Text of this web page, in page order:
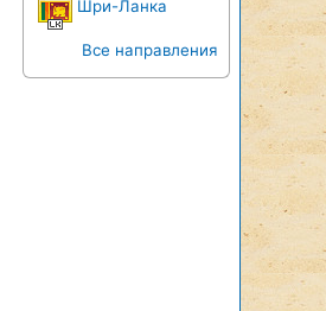
Шри-Ланка
Все направления